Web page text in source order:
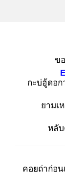
ข
กะบ่ฮู้ดอก
ยามเ
หลั
คอยถ่าก่อน